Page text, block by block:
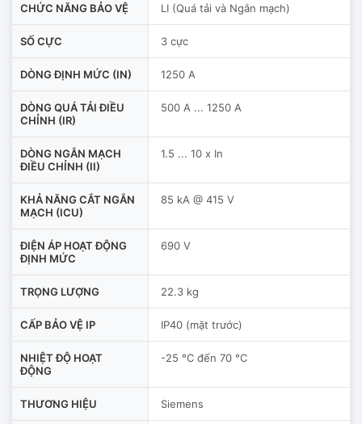
CHỨC NĂNG BẢO VỆ LI (Quá tải và Ngắn mạch)
SỐ CỰC 3 cực
DÒNG ĐỊNH MỨC (IN) 1250 A
DÒNG QUÁ TẢI ĐIỀU
CHỈNH (IR)
500 A ... 1250 A
DÒNG NGẮN MẠCH
ĐIỀU CHỈNH (II)
1.5 ... 10 x In
KHẢ NĂNG CẮT NGẮN
MẠCH (ICU)
85 kA @ 415 V
ĐIỆN ÁP HOẠT ĐỘNG
ĐỊNH MỨC
690 V
TRỌNG LƯỢNG 22.3 kg
CẤP BẢO VỆ IP IP40 (mặt trước)
NHIỆT ĐỘ HOẠT
ĐỘNG
-25 °C đến 70 °C
THƯƠNG HIỆU Siemens